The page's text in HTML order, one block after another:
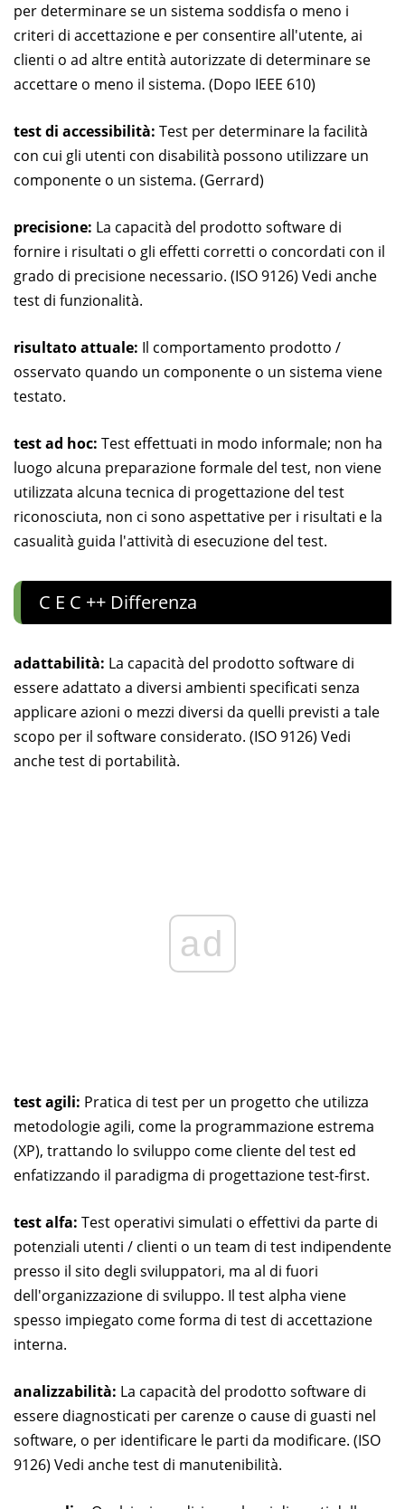
per determinare se un sistema soddisfa o meno i
criteri di accettazione e per consentire all'utente, ai
clienti o ad altre entità autorizzate di determinare se
accettare o meno il sistema. (Dopo IEEE 610)
test di accessibilità: Test per determinare la facilità
con cui gli utenti con disabilità possono utilizzare un
componente o un sistema. (Gerrard)
precisione: La capacità del prodotto software di
fornire i risultati o gli effetti corretti o concordati con il
grado di precisione necessario. (ISO 9126) Vedi anche
test di funzionalità.
risultato attuale: Il comportamento prodotto /
osservato quando un componente o un sistema viene
testato.
test ad hoc: Test effettuati in modo informale; non ha
luogo alcuna preparazione formale del test, non viene
utilizzata alcuna tecnica di progettazione del test
riconosciuta, non ci sono aspettative per i risultati e la
casualità guida l'attività di esecuzione del test.
C E C ++ Differenza
adattabilità: La capacità del prodotto software di
essere adattato a diversi ambienti specificati senza
applicare azioni o mezzi diversi da quelli previsti a tale
scopo per il software considerato. (ISO 9126) Vedi
anche test di portabilità.
ad
test agili: Pratica di test per un progetto che utilizza
metodologie agili, come la programmazione estrema
(XP), trattando lo sviluppo come cliente del test ed
enfatizzando il paradigma di progettazione test-first.
test alfa: Test operativi simulati o effettivi da parte di
potenziali utenti / clienti o un team di test indipendente
presso il sito degli sviluppatori, ma al di fuori
dell'organizzazione di sviluppo. Il test alpha viene
spesso impiegato come forma di test di accettazione
interna.
analizzabilità: La capacità del prodotto software di
essere diagnosticati per carenze o cause di guasti nel
software, o per identificare le parti da modificare. (ISO
9126) Vedi anche test di manutenibilità.